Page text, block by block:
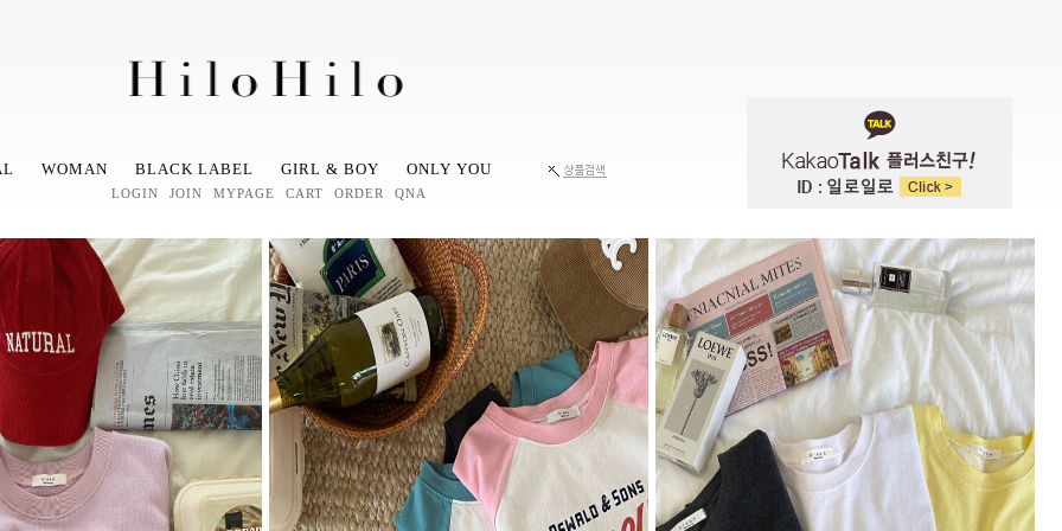
WOMAN BLACK LABEL GIRL & BOY ONLY YOU
LOGIN JOIN MYPAGE CART ORDER QNA